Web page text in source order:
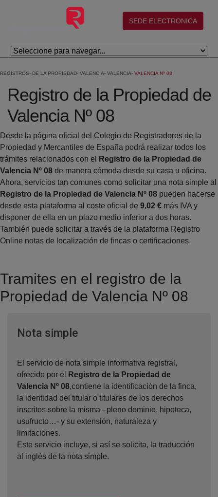
Salta al contingut principal
(abre en nueva ventana)
SEDE ELECTRONICA
REGISTROS DE LA PROPIEDAD VALENCIA VALENCIA VALENCIA Nº 08
Registro de la Propiedad de
Valencia Nº 08
Desde la página oficial del Colegio de Registradores de la
Propiedad y Mercantiles de España podrá realizar todos los
trámites relacionados con el
Registro de la Propiedad de
Valencia Nº 08 de manera cómoda desde su casa u oficina.
Ahora, servicios tan comunes como solicitar una nota simple al
Registro de la Propiedad de Valencia Nº 08 pueden hacerse
desde esta plataforma al coste oficial de 9,02 € más IVA y
disponer de ella en un plazo medio inferior a dos horas.
También puede solicitar a través de la plataforma Registro
Online notas de localización de fincas o certificaciones.
Tramites en el registro de la
Propiedad de Valencia Nº 08
Nota simpleVentana nueva
El servicio de nota simple informativa registral,
ofrecido por el
Registro de la Propiedad de
Valencia Nº 08,contiene la identificación de la finca,
la identidad del titular o titulares de los derechos
inscritos sobre la misma –pleno dominio, hipoteca,
usufructo…- y su extensión, naturaleza y
limitaciones.
Este servicio incluye, si así se solicita, la traducción
al inglés de la nota simple.